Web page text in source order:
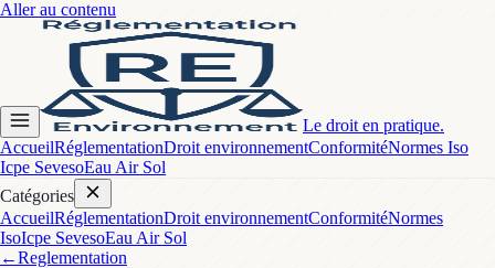
Aller au contenu
Le droit en pratique.
AccueilRéglementationDroit environnementConformitéNormes Iso
Icpe SevesoEau Air Sol
Catégories
AccueilRéglementationDroit environnementConformitéNormes
IsoIcpe SevesoEau Air Sol
←Reglementation